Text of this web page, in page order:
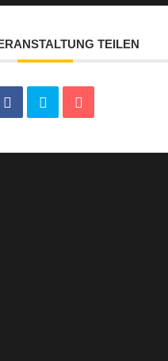
TEILEN